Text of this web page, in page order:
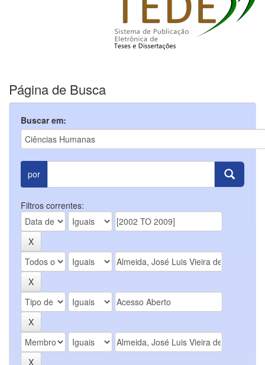
Página de Busca
Buscar em:
por
Filtros correntes: